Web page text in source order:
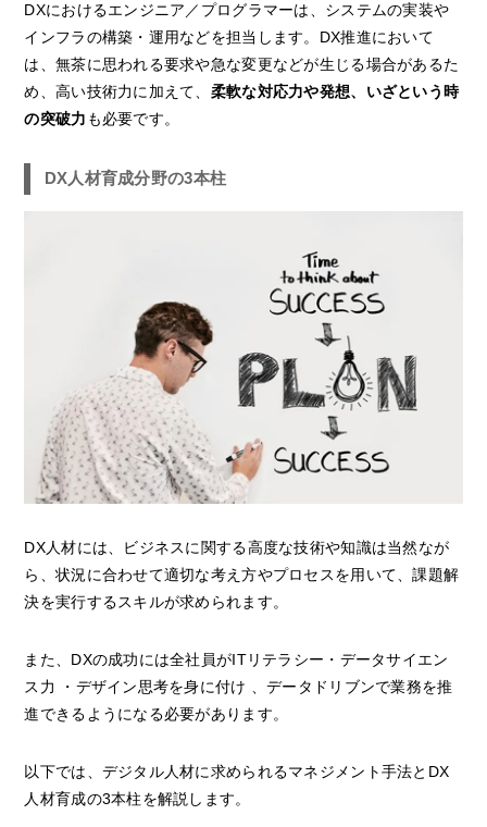
DXにおけるエンジニア／プログラマーは、システムの実装や
インフラの構築・運用などを担当します。DX推進において
は、無茶に思われる要求や急な変更などが生じる場合があるた
め、高い技術力に加えて、 柔軟な対応力や発想、いざという時
の突破力 も必要です。
DX人材育成分野の3本柱
DX人材には、ビジネスに関する高度な技術や知識は当然なが
ら、状況に合わせて適切な考え方やプロセスを用いて、課題解
決を実行するスキルが求められます。
また、DXの成功には全社員がITリテラシー・データサイエン
ス力 ・デザイン思考を身に付け 、データドリブンで業務を推
進できるようになる必要があります。
以下では、デジタル人材に求められるマネジメント手法とDX
人材育成の3本柱を解説します。